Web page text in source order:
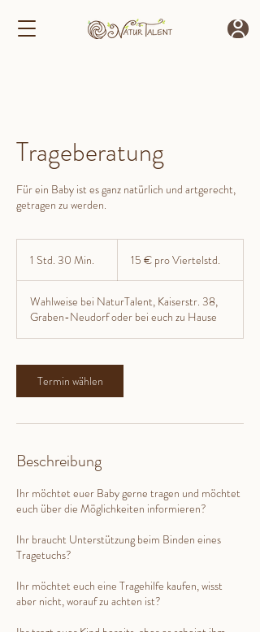
Trageberatung
Für ein Baby ist es ganz natürlich und artgerecht,
getragen zu werden.
1 Std. 30 Min.
d
3
0
i
n
.
15 € pro Viertelstd.
Wahlweise bei NaturTalent, Kaiserstr. 38,
Graben-Neudorf oder bei euch zu Hause
Termin wählen
Beschreibung
Ihr möchtet euer Baby gerne tragen und möchtet
euch über die Möglichkeiten informieren?
Ihr braucht Unterstützung beim Binden eines
Tragetuchs?
Ihr möchtet euch eine Tragehilfe kaufen, wisst
aber nicht, worauf zu achten ist?